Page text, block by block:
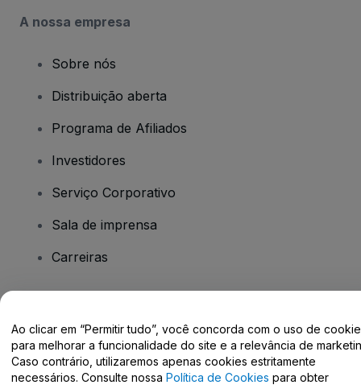
A nossa empresa
Sobre nós
Distribuição aberta
Programa de Afiliados
Investidores
Serviço Corporativo
Sala de imprensa
Carreiras
Centro de Ajuda / Fale Conosco
Ao clicar em “Permitir tudo”, você concorda com o uso de
para melhorar a funcionalidade do site e a relevância de
Caso contrário, utilizaremos apenas cookies estritamente
necessários. Consulte nossa Política de Cookies para obter